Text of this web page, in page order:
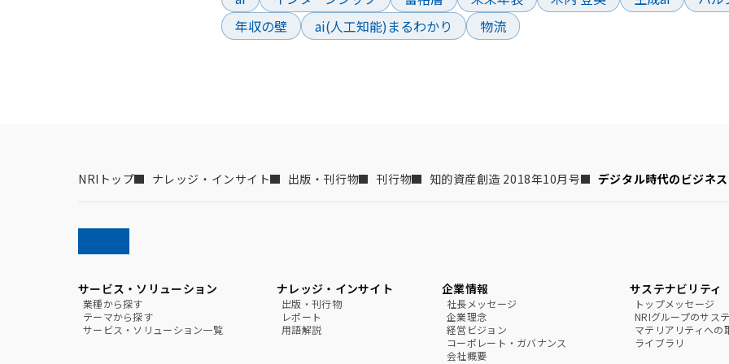
年収の壁
ai(人工知能)まるわかり 物流
NRIトップ ナレッジ・インサイト 出版・刊行物 刊行物 知的資産創造 2018年10月号 デジタル時代のビジネ
サービス・ソリューション
業種から探す
テーマから探す
サービス・ソリューション一覧
ナレッジ・インサイト
出版・刊行物
レポート
用語解説
企業情報
社長メッセージ
企業理念
経営ビジョン
コーポレート・ガバナンス
会社概要
サステナビリティ
トップメッセージ
NRIグループのサス
マテリアリティへの
ライブラリ